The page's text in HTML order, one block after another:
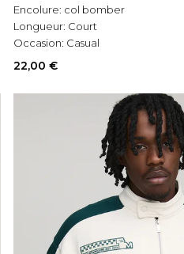
Encolure: col bomber
Longueur: Court
Occasion: Casual
22,00 €